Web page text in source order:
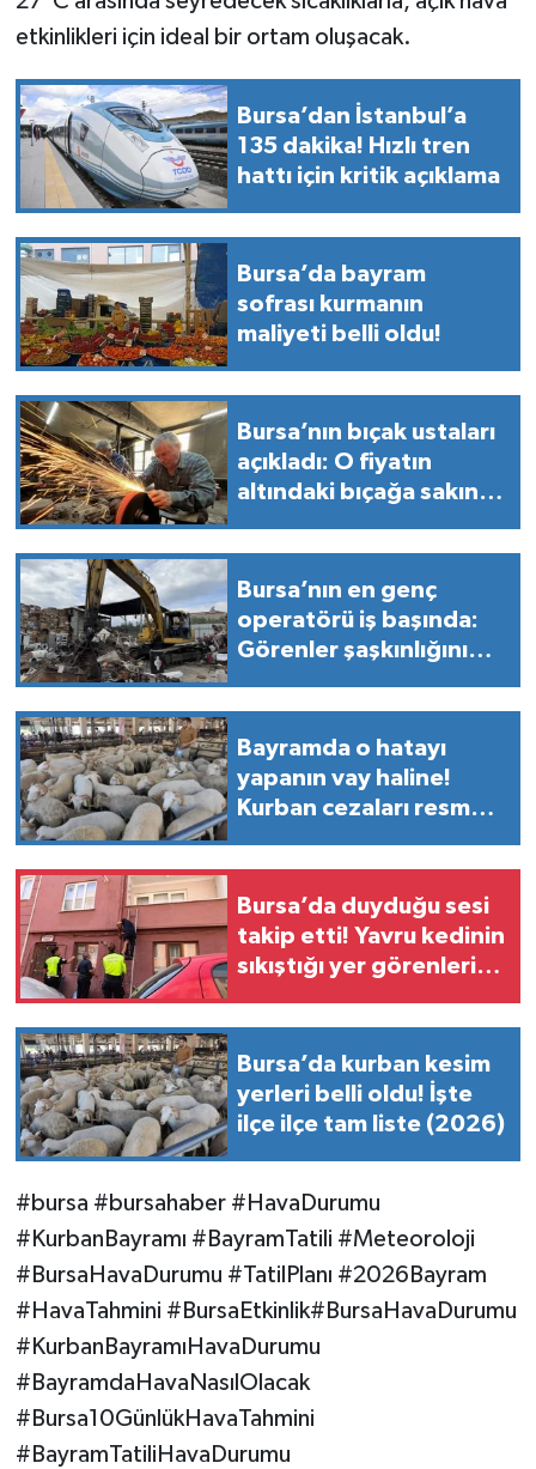
etkinlikleri için ideal bir ortam oluşacak.
Bursa’dan İstanbul’a
135 dakika! Hızlı tren
hattı için kritik açıklama
Bursa’da bayram
sofrası kurmanın
maliyeti belli oldu!
Bursa’nın bıçak ustaları
açıkladı: O fiyatın
altındaki bıçağa sakın
Bursa’nın en genç
operatörü iş başında:
Görenler şaşkınlığını
Bayramda o hatayı
yapanın vay haline!
Kurban cezaları resmen
Bursa’da duyduğu sesi
takip etti! Yavru kedinin
sıkıştığı yer görenleri
Bursa’da kurban kesim
yerleri belli oldu! İşte
ilçe ilçe tam liste (2026)
#bursa #bursahaber #HavaDurumu
#KurbanBayramı #BayramTatili #Meteoroloji
#BursaHavaDurumu #TatilPlanı #2026Bayram
#HavaTahmini #BursaEtkinlik#BursaHavaDurumu
#KurbanBayramıHavaDurumu
#BayramdaHavaNasılOlacak
#Bursa10GünlükHavaTahmini
#BayramTatiliHavaDurumu